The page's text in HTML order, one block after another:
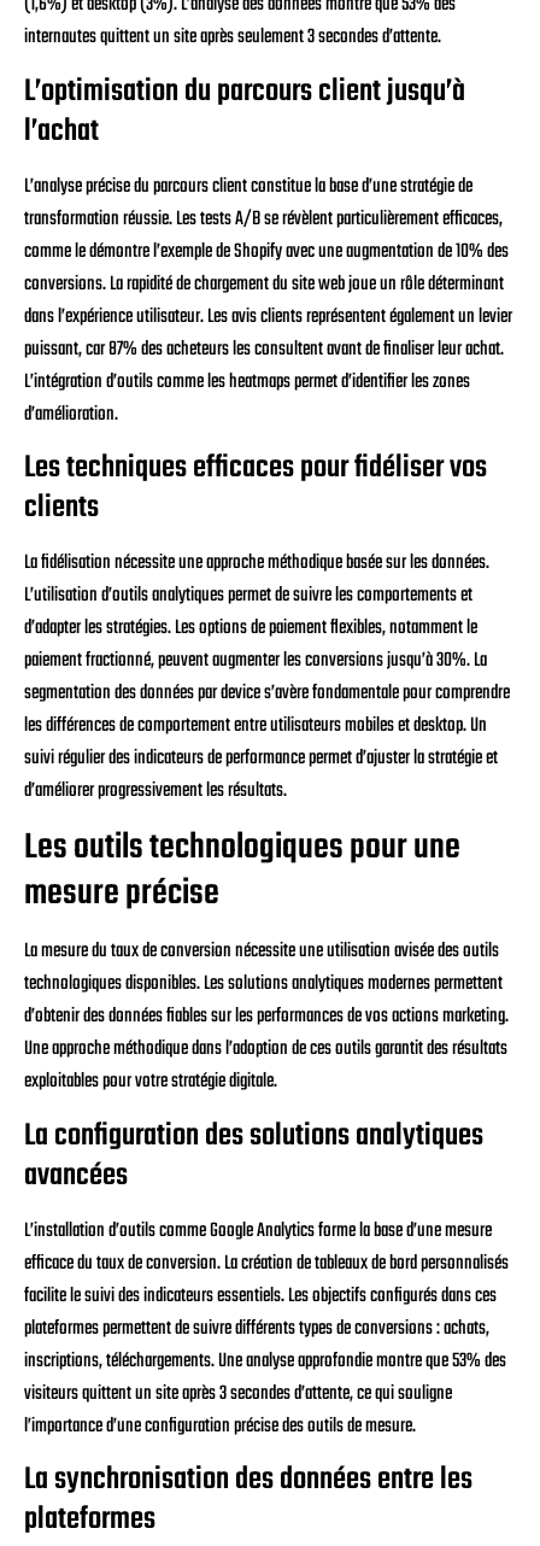
internautes quittent un site après seulement 3 secondes d’attente.
L’optimisation du parcours client jusqu’à
l’achat
L’analyse précise du parcours client constitue la base d’une stratégie de
transformation réussie. Les tests A/B se révèlent particulièrement efficaces,
comme le démontre l’exemple de Shopify avec une augmentation de 10% des
conversions. La rapidité de chargement du site web joue un rôle déterminant
dans l’expérience utilisateur. Les avis clients représentent également un levier
puissant, car 87% des acheteurs les consultent avant de finaliser leur achat.
L’intégration d’outils comme les heatmaps permet d’identifier les zones
d’amélioration.
Les techniques efficaces pour fidéliser vos
clients
La fidélisation nécessite une approche méthodique basée sur les données.
L’utilisation d’outils analytiques permet de suivre les comportements et
d’adapter les stratégies. Les options de paiement flexibles, notamment le
paiement fractionné, peuvent augmenter les conversions jusqu’à 30%. La
segmentation des données par device s’avère fondamentale pour comprendre
les différences de comportement entre utilisateurs mobiles et desktop. Un
suivi régulier des indicateurs de performance permet d’ajuster la stratégie et
d’améliorer progressivement les résultats.
Les outils technologiques pour une
mesure précise
La mesure du taux de conversion nécessite une utilisation avisée des outils
technologiques disponibles. Les solutions analytiques modernes permettent
d’obtenir des données fiables sur les performances de vos actions marketing.
Une approche méthodique dans l’adoption de ces outils garantit des résultats
exploitables pour votre stratégie digitale.
La configuration des solutions analytiques
avancées
L’installation d’outils comme Google Analytics forme la base d’une mesure
efficace du taux de conversion. La création de tableaux de bord personnalisés
facilite le suivi des indicateurs essentiels. Les objectifs configurés dans ces
plateformes permettent de suivre différents types de conversions : achats,
inscriptions, téléchargements. Une analyse approfondie montre que 53% des
visiteurs quittent un site après 3 secondes d’attente, ce qui souligne
l’importance d’une configuration précise des outils de mesure.
La synchronisation des données entre les
plateformes